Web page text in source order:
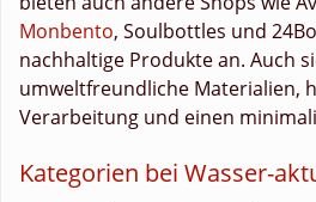
Monbento, Soulbottles und
nachhaltige Produkte an. Auch
umweltfreundliche Materialien,
Verarbeitung und einen
Kategorien bei Wasser-